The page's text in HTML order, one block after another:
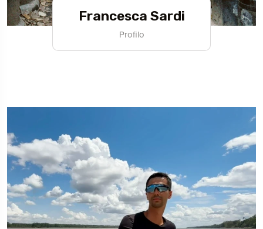
Francesca Sardi
Profilo